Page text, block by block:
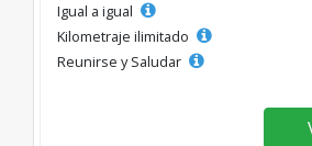
Igual a igual
Kilometraje ilimitado
Reunirse y Saludar